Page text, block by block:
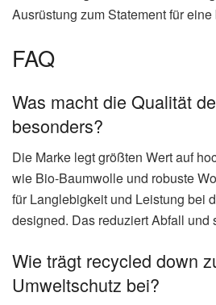
Ausrüstung zum Statement für
FAQ
Was macht die Qualität
besonders?
Die Marke legt größten Wert auf
wie Bio-Baumwolle und robuste
für Langlebigkeit und Leistung bei
designed. Das reduziert Abfall und
Wie trägt recycled down
Umweltschutz bei?